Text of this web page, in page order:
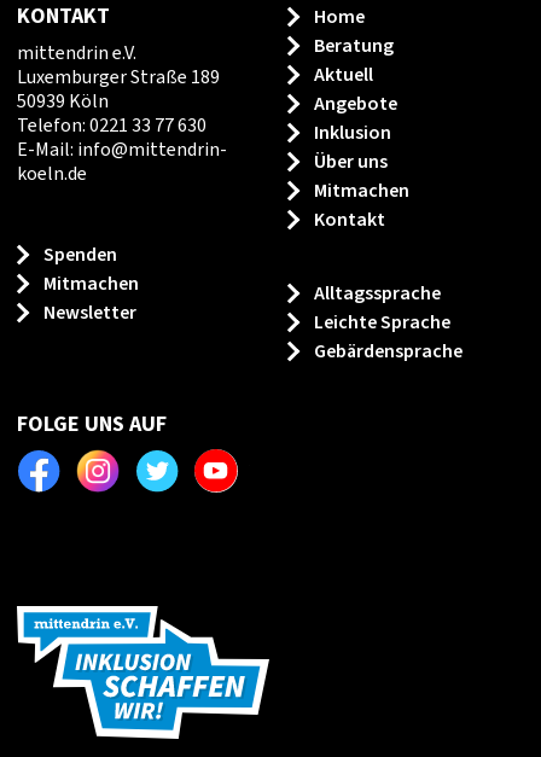
KONTAKT
mittendrin e.V.
Luxemburger Straße 189
50939 Köln
Telefon: 0221 33 77 630
E-Mail: info@mittendrin-
koeln.de
Spenden
Mitmachen
Newsletter
Home
Beratung
Aktuell
Angebote
Inklusion
Über uns
Mitmachen
Kontakt
Alltagssprache
Leichte Sprache
Gebärdensprache
FOLGE UNS AUF
FacebookInstagramTwitter